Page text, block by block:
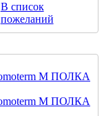
В список
пожеланий